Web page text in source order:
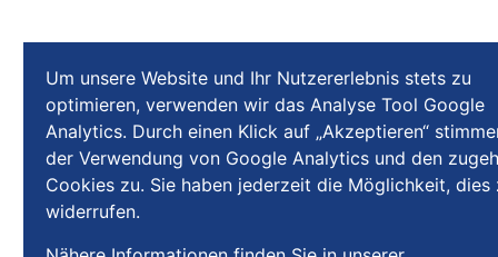
Um unsere Website und Ihr Nutzererlebnis stets zu
optimieren, verwenden wir das Analyse Tool Google
Analytics. Durch einen Klick auf „Akzeptieren“
der Verwendung von Google Analytics und den
Cookies zu. Sie haben jederzeit die Möglichkeit, dies
widerrufen.